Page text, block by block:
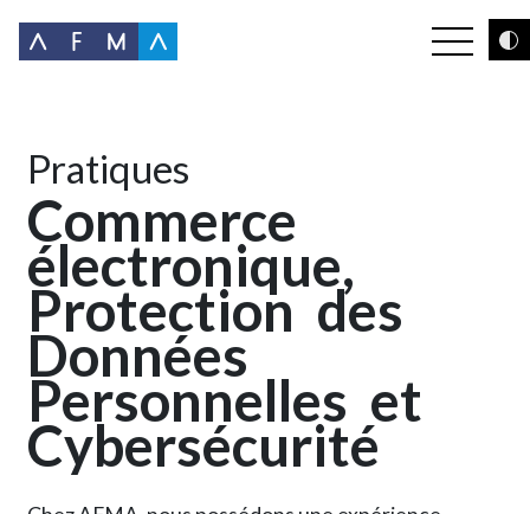
Pratiques
Commerce
électronique,
Protection des
Données
Personnelles et
Cybersécurité